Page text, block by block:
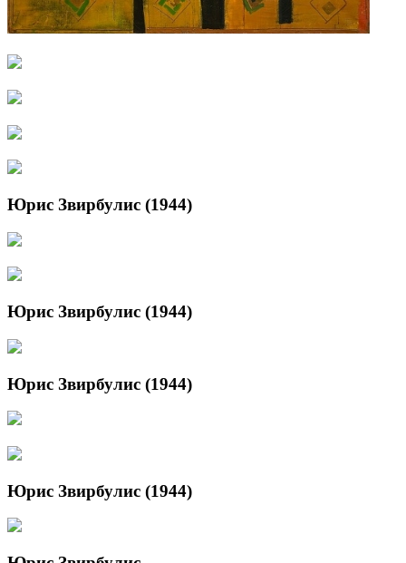
Юрис Звирбулис (1944)
Юрис Звирбулис (1944)
Юрис Звирбулис (1944)
Юрис Звирбулис (1944)